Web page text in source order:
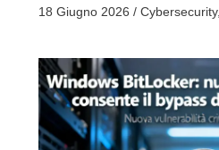
18 Giugno 2026 / Cybersecurity,